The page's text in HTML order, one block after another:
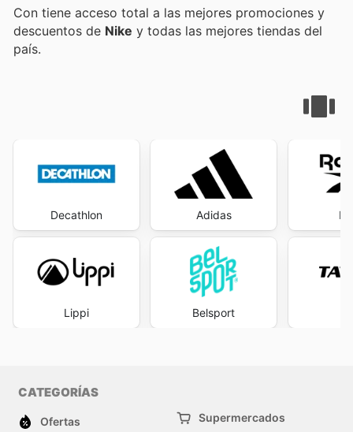
Con tiene acceso total a las mejores promociones y
descuentos de Nike y todas las mejores tiendas del
país.
Decathlon
Lippi
Adidas
Belsport
CATEGORÍAS
Ofertas
Supermercados